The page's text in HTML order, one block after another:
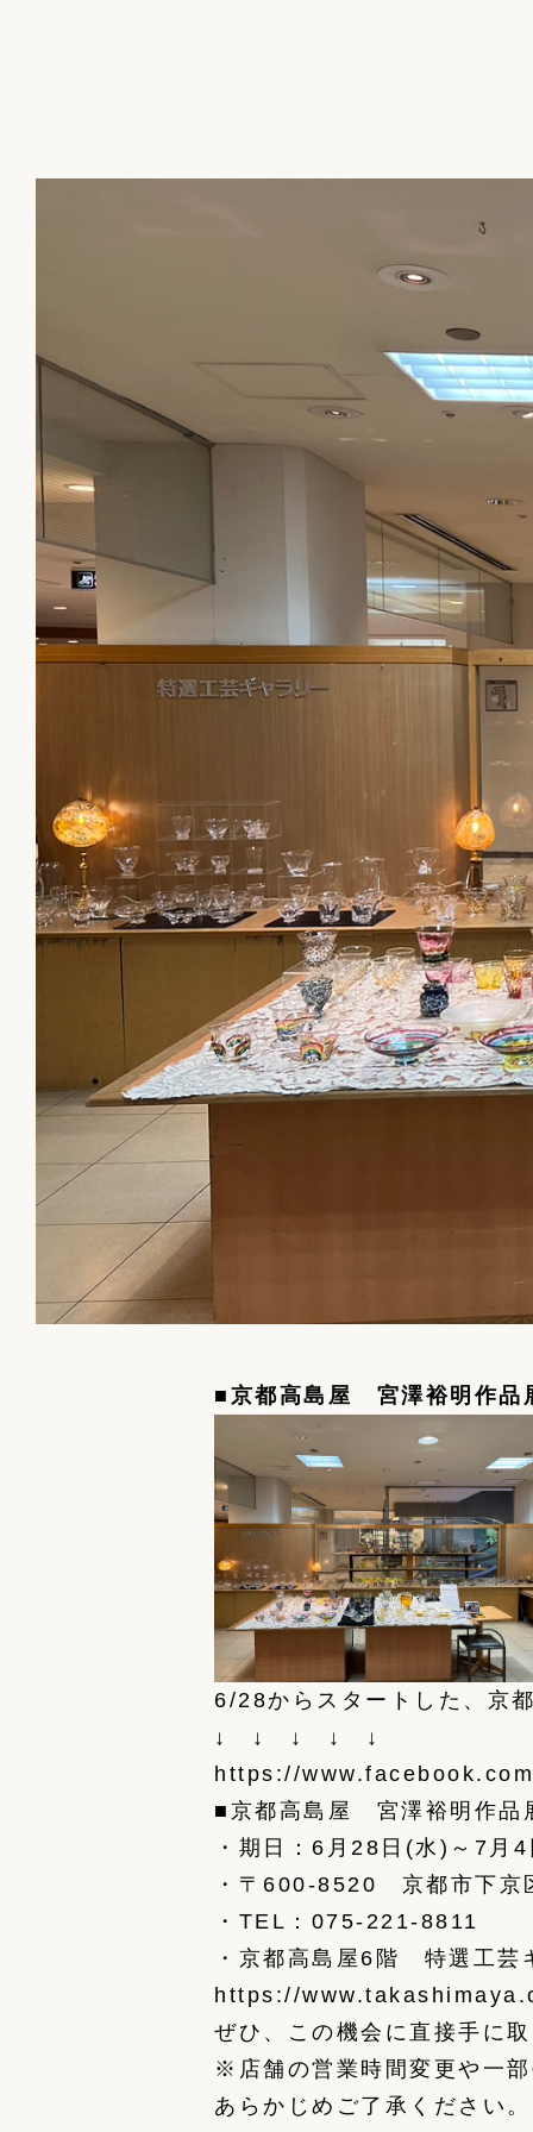
■京都高島屋 宮澤裕明作品
6/28からスタートした、京
↓ ↓ ↓ ↓ ↓
https://
■京都高島屋 宮澤裕明作品
・期日：6月28日(水)～7
・〒600-8520 京都市下京
・TEL：075-221-8811
・京都高島屋6階 特選工芸
https://
ぜひ、この機会に直接手に
※店舗の営業時間変更や一
あらかじめご了承ください。